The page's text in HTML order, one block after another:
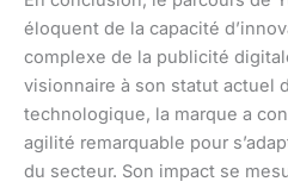
éloquent de la capacité
complexe de la publicité
visionnaire à son statut actuel
technologique, la marque a
agilité remarquable pour
du secteur. Son impact se